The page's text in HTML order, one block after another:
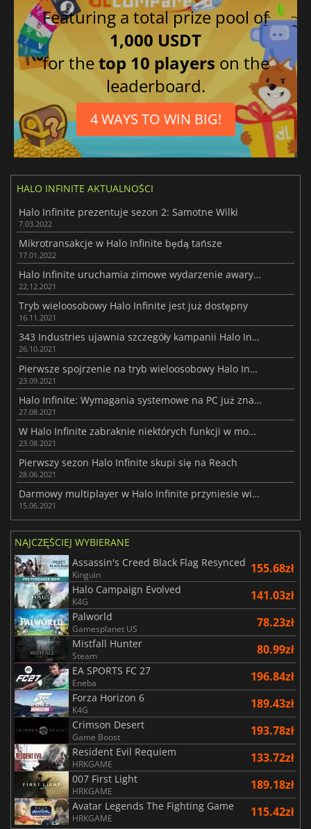
Featuring a total prize pool of
1,000 USDT
for thetop 10 players on the
leaderboard.
4 WAYS TO WIN BIG!
HALO INFINITE AKTUALNOŚCI
Halo Infinite prezentuje sezon 2: Samotne Wilki
7.03.2022
Mikrotransakcje w Halo Infinite będą tańsze
17.01.2022
Halo Infinite uruchamia zimowe wydarzenie awaryjne
22.12.2021
Tryb wieloosobowy Halo Infinite jest już dostępny
16.11.2021
343 Industries ujawnia szczegóły kampanii Halo Infinite
26.10.2021
Pierwsze spojrzenie na tryb wieloosobowy Halo Infinite
23.09.2021
Halo Infinite: Wymagania systemowe na PC już znane
27.08.2021
W Halo Infinite zabraknie niektórych funkcji w momencie premiery
23.08.2021
Pierwszy sezon Halo Infinite skupi się na Reach
28.06.2021
Darmowy multiplayer w Halo Infinite przyniesie wiele niespodzianek
15.06.2021
NAJCZĘŚCIEJ WYBIERANE
Assassin's Creed Black Flag Resynced
Kinguin 155.68zł
Halo Campaign Evolved
K4G 141.03zł
Palworld
Gamesplanet US 78.23zł
Mistfall Hunter
Steam 80.99zł
EA SPORTS FC 27
Eneba 196.84zł
Forza Horizon 6
K4G 189.43zł
Crimson Desert
Game Boost 193.78zł
Resident Evil Requiem
HRKGAME 133.72zł
007 First Light
HRKGAME 189.18zł
Avatar Legends The Fighting Game
HRKGAME 115.42zł